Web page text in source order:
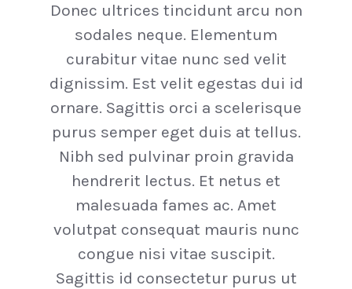
Donec ultrices tincidunt arcu non
sodales neque. Elementum
curabitur vitae nunc sed velit
dignissim. Est velit egestas dui id
ornare. Sagittis orci a scelerisque
purus semper eget duis at tellus.
Nibh sed pulvinar proin gravida
hendrerit lectus. Et netus et
malesuada fames ac. Amet
volutpat consequat mauris nunc
congue nisi vitae suscipit.
Sagittis id consectetur purus ut